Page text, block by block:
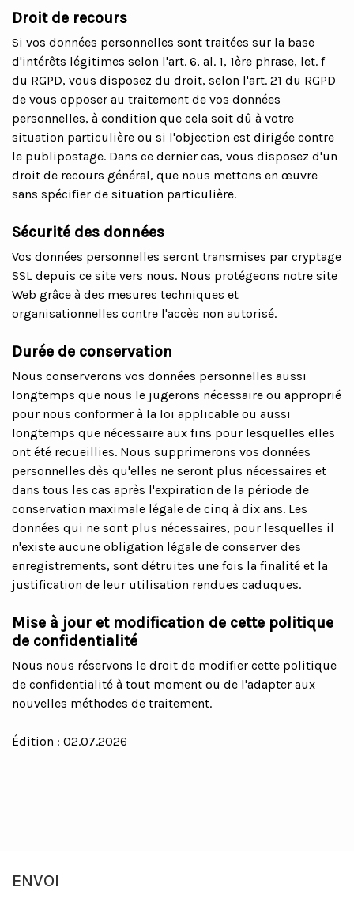
Droit de recours
Si vos données personnelles sont traitées sur la base
d'intérêts légitimes selon l'art. 6, al. 1, 1ère phrase, let. f
du RGPD, vous disposez du droit, selon l'art. 21 du RGPD
de vous opposer au traitement de vos données
personnelles, à condition que cela soit dû à votre
situation particulière ou si l'objection est dirigée contre
le publipostage. Dans ce dernier cas, vous disposez d'un
droit de recours général, que nous mettons en œuvre
sans spécifier de situation particulière.
Sécurité des données
Vos données personnelles seront transmises par cryptage
SSL depuis ce site vers nous. Nous protégeons notre site
Web grâce à des mesures techniques et
organisationnelles contre l'accès non autorisé.
Durée de conservation
Nous conserverons vos données personnelles aussi
longtemps que nous le jugerons nécessaire ou approprié
pour nous conformer à la loi applicable ou aussi
longtemps que nécessaire aux fins pour lesquelles elles
ont été recueillies. Nous supprimerons vos données
personnelles dès qu'elles ne seront plus nécessaires et
dans tous les cas après l'expiration de la période de
conservation maximale légale de cinq à dix ans. Les
données qui ne sont plus nécessaires, pour lesquelles il
n'existe aucune obligation légale de conserver des
enregistrements, sont détruites une fois la finalité et la
justification de leur utilisation rendues caduques.
Mise à jour et modification de cette politique
de confidentialité
Nous nous réservons le droit de modifier cette politique
de confidentialité à tout moment ou de l'adapter aux
nouvelles méthodes de traitement.
Édition : 02.07.2026
ENVOI